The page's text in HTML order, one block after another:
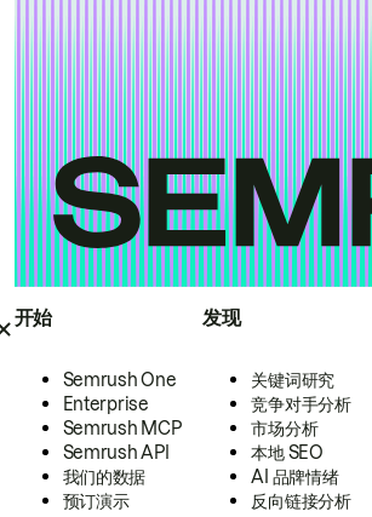
开始
Semrush One
Enterprise
Semrush MCP
Semrush API
我们的数据
预订演示
发现
关键词研究
竞争对手分析
市场分析
本地 SEO
AI 品牌情绪
反向链接分析